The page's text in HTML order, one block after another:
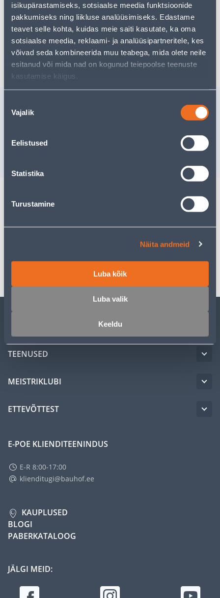
isikupärastamiseks, sotsiaalse meedia funktsioonide
pakkumiseks ning liikluse analüüsimiseks. Edastame
teavet selle kohta, kuidas meie saiti kasutate, ka oma
sotsiaalse meedia, reklaami- ja analüüsipartneritele, kes
võivad seda kombineerida muu teabega, mida olete neile
esitanud või mida nad on kogunud teiepoolse teenuste
kasutamise käigus.
valik
Vajalik
Eelistused
Statistika
Turustamine
Näita andmeid
Luba kõik
Luba valik
Keeldu
Eeldatav kojuvedu 3,69 € al. 2-5 tööpäeva
Tarne pakiautomaati al. 2,29 € al. 2-5 tööpäeva
Poest kätte, alates 06.08.2026
Tarne pole
Transport
TEENUSED
MEISTRIKLUBI
ETTEVÕTTEST
E-POE KLIENDITEENINDUS
E-R 8:00-17:00
klienditugi@bauhof.ee
KAUPLUSED
BLOGI
PABERKATALOOG
JÄLGI MEID: